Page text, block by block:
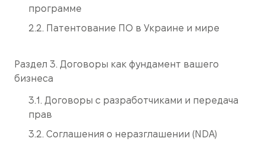
программе
2.2. Патентование ПО в Украине и мире
Раздел 3. Договоры как фундамент вашего
бизнеса
3.1. Договоры с разработчиками и передача
прав
3.2. Соглашения о неразглашении (NDA)